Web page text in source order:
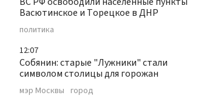
Васютинское и Торецкое в ДНР
политика
12:07
Собянин: старые "Лужники" стали
символом столицы для горожан
мэр Москвы город